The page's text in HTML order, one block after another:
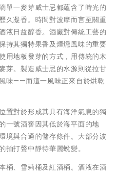
單一麥芽威士忌都蘊含了時光的
久凝香。時間對波摩而言至關重
液日益醇香。酒廠對傳統工藝的
持其獨特果香及煙燻風味的重要
用地板發芽的方式，用傳統的木
芽。製造威士忌的水源則從拉甘
味——而這一風味正來自於烘乾
置對於形成其具有海洋氣息的獨
一號酒窖因其低於海平面的地
境與合適的儲存條件。大部分波
拍打聲中靜待華麗蛻變。
桶、雪莉桶及紅酒桶。酒液在酒